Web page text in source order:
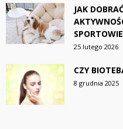
JAK
25 lutego 2026
CZY
8 grudnia 2025